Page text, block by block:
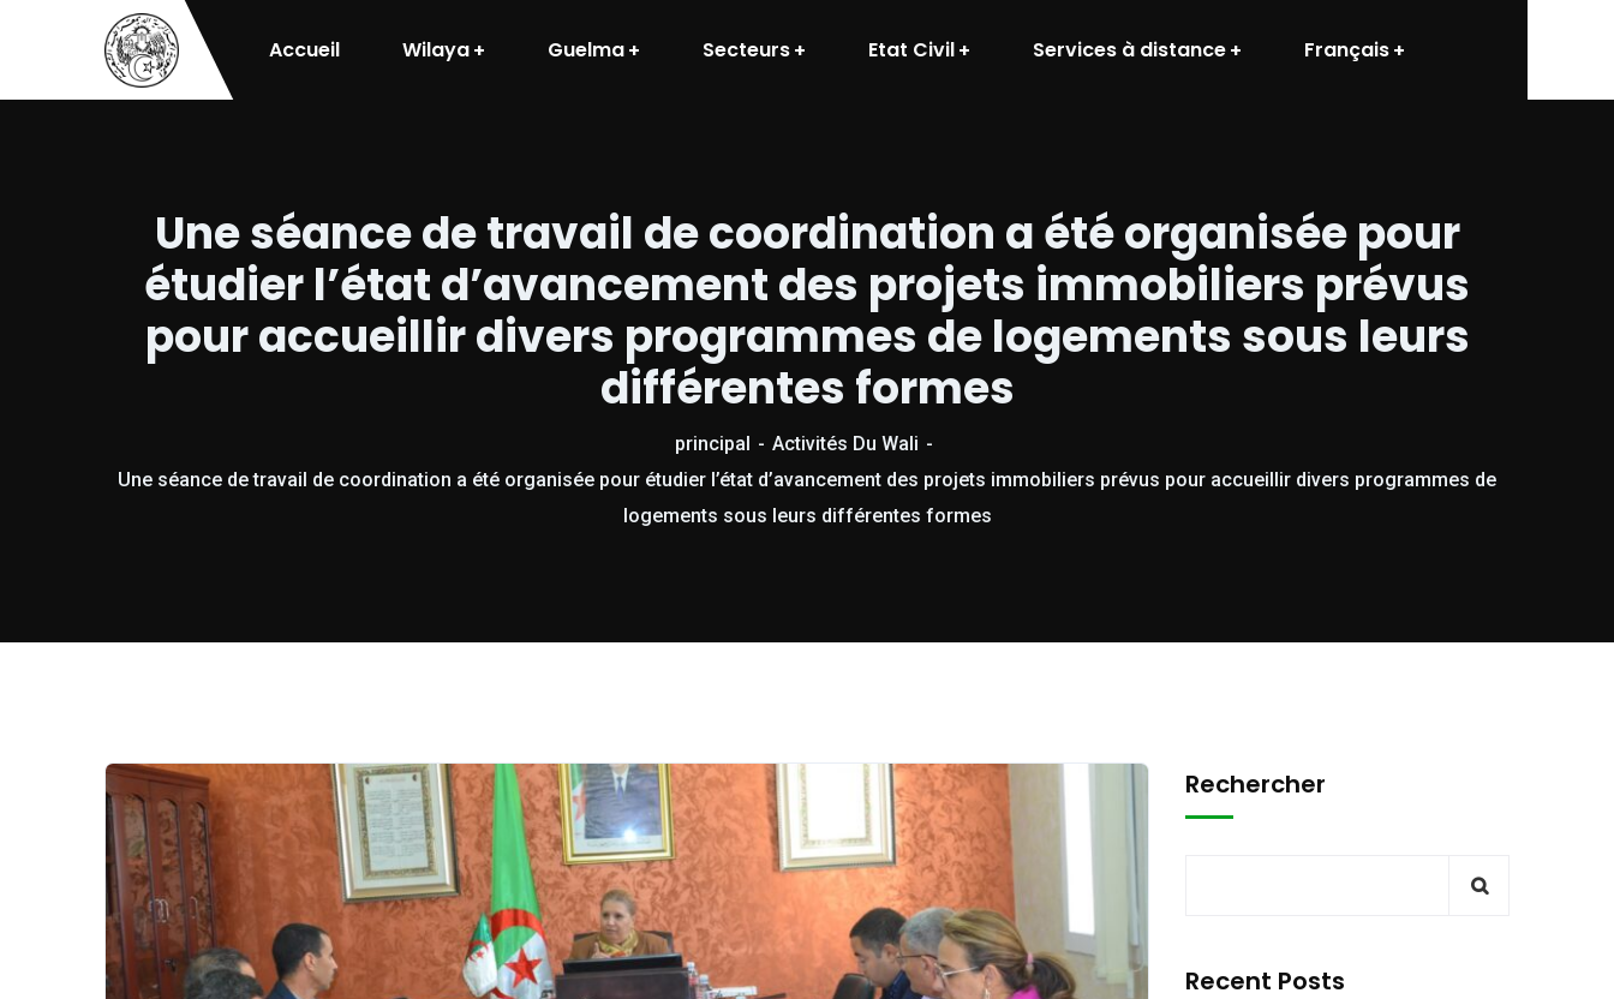
Accueil Wilaya Guelma Secteurs Etat Civil Services à distance Français
Une séance de travail de coordination a été organisée pour
étudier l’état d’avancement des projets immobiliers prévus
pour accueillir divers programmes de logements sous leurs
différentes formes
principal
Activités Du Wali
Une séance de travail de coordination a été organisée pour étudier l’état d’avancement des projets immobiliers prévus pour accueillir divers programmes de
logements sous leurs différentes formes
Rechercher
Recent Posts